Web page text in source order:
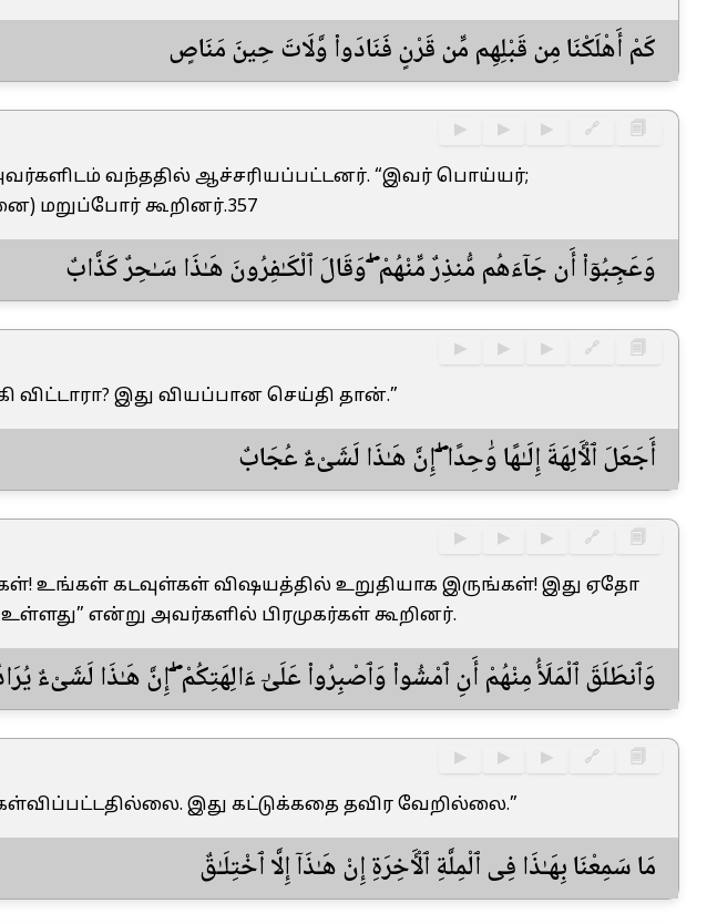
كَمْ أَهْلَكْنَا مِن قَبْلِهِم مِّن قَرْنٍ فَنَادَوا۟ وَّلَاتَ حِينَ مَنَاصٍ
▶ ▶ ▶ 🔗 🗐
அவர்களிடம் வந்ததில் ஆச்சரியப்பட்டனர். “இவர் பொய்யர்;
மறுப்போர் கூறினர்.357
وَعَجِبُوٓا۟ أَن جَآءَهُم مُّنذِرٌ مِّنْهُمْ ۖ وَقَالَ ٱلْكَـٰفِرُونَ هَـٰذَا سَـٰحِرٌ كَذَّابٌ
▶ ▶ ▶ 🔗 🗐
விட்டாரா? இது வியப்பான செய்தி தான்.”
أَجَعَلَ ٱلْـَٔالِهَةَ إِلَـٰهًا وَٰحِدًا ۖ إِنَّ هَـٰذَا لَشَىْءٌ عُجَابٌ
▶ ▶ ▶ 🔗 🗐
உங்கள் கடவுள்கள் விஷயத்தில் உறுதியாக இருங்கள்! இது ஏதோ
என்று அவர்களில் பிரமுகர்கள் கூறினர்.
وَٱنطَلَقَ ٱلْمَلَأُ مِنْهُمْ أَنِ ٱمْشُوا۟ وَٱصْبِرُوا۟ عَلَىٰٓ ءَالِهَتِكُمْ ۖ إِنَّ هَـٰذَا لَشَىْءٌ
▶ ▶ ▶ 🔗 🗐
இது கட்டுக்கதை தவிர வேறில்லை.”
مَا سَمِعْنَا بِهَـٰذَا فِى ٱلْمِلَّةِ ٱلْـَٔاخِرَةِ إِنْ هَـٰذَآ إِلَّا ٱخْتِلَـٰقٌ